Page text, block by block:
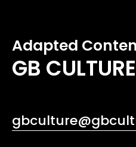
Adapted
GB CULTURE